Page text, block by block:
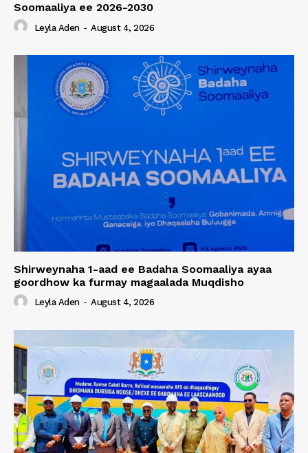
Soomaaliya ee 2026-2030
Leyla Aden - August 4, 2026
Shirweynaha 1-aad ee Badaha Soomaaliya ayaa
goordhow ka furmay magaalada Muqdisho
Leyla Aden - August 4, 2026